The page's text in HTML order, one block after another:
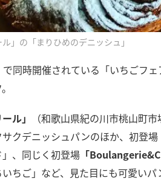
ル」の「まりひめのデニッシュ」
で同時開催されている「いちごフ
ル」
（和歌山県紀の川市桃山町
クデニッシュパンのほか、初登場
」、同じく初登場 「
ちご」など、見た目にも可愛いパ